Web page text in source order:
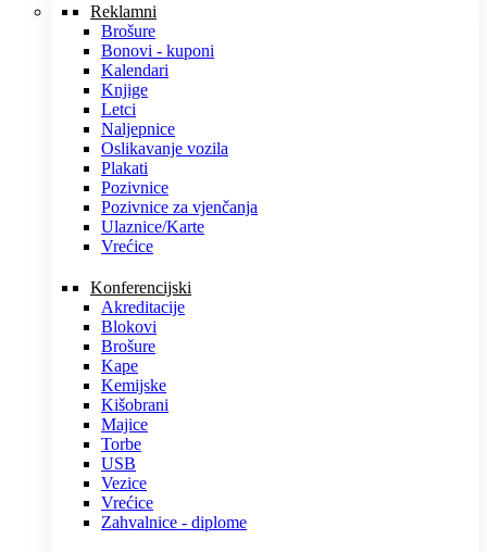
Reklamni
Brošure
Bonovi - kuponi
Kalendari
Knjige
Letci
Naljepnice
Oslikavanje vozila
Plakati
Pozivnice
Pozivnice za vjenčanja
Ulaznice/Karte
Vrećice
Konferencijski
Akreditacije
Blokovi
Brošure
Kape
Kemijske
Kišobrani
Majice
Torbe
USB
Vezice
Vrećice
Zahvalnice - diplome